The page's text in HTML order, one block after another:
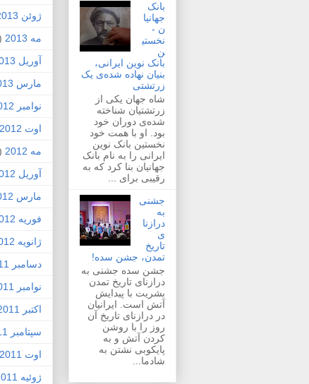
بانک
جهانیا
ن -
نخستی
ن
بانک نوین ایرانی،
بنیان نهاده شده‌ی یک
زرتشتی
شاه جهان یکی از
زرتشتیان شناخته
شده‌ی دوران خود
بود. او با همت خود
نخستین بانک نوین
ایرانی را به نام بانک
جهانیان بنا کرد که به
رقیبی برای ...
جشنی
به
درازنا
ی
تاریخ
تمدن، جشن سده!
جشن سده جشنی به
درازنای تاریخ تمدن
بشریت با پیدایش
آتش است. ایرانیان
در درازنای تاریخ آن
روز را با روشن
کردن آتش و به
پایکوبی نشتن به
شادما...
ژوئن 2013
مه 2013
آوریل 2013
مارس 2013
نوامبر 2012
اوت 2012
مه 2012
آوریل 2012
مارس 2012
فوریه 2012
ژانویه 2012
دسامبر 2011
نوامبر 2011
اکتبر 2011
سپتامبر 2011
اوت 2011
ژوئیه 2011